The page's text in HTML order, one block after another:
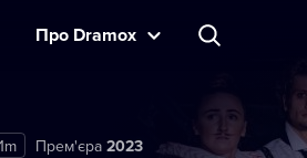
Прo Dramox
Прем'єра 2023